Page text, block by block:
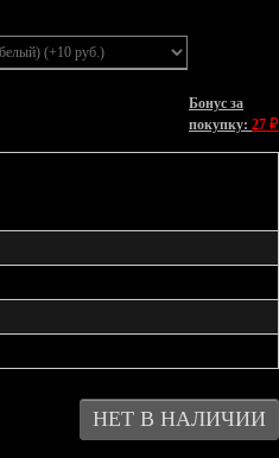
Бонус за
покупку: 27 ₽